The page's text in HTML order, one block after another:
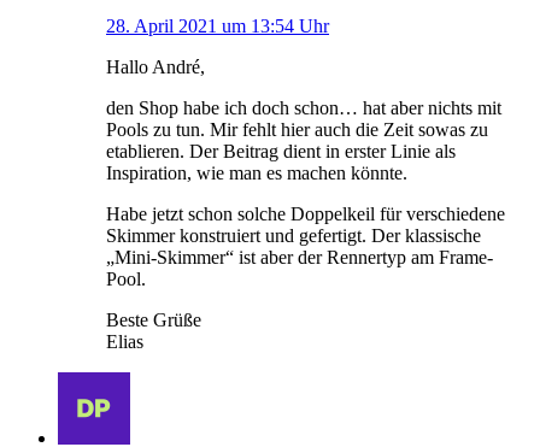
28. April 2021 um 13:54 Uhr
Hallo André,
den Shop habe ich doch schon… hat aber nichts mit
Pools zu tun. Mir fehlt hier auch die Zeit sowas zu
etablieren. Der Beitrag dient in erster Linie als
Inspiration, wie man es machen könnte.
Habe jetzt schon solche Doppelkeil für verschiedene
Skimmer konstruiert und gefertigt. Der klassische
„Mini-Skimmer“ ist aber der Rennertyp am Frame-
Pool.
Beste Grüße
Elias